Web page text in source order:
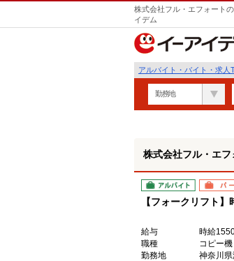
株式会社フル・エフォート
イデム
アルバイト・バイト・求人
勤務地
株式会社フル・エフ
アルバイト パート
【フォークリフト
給与
時給
職種
コピー
勤務地
神奈川